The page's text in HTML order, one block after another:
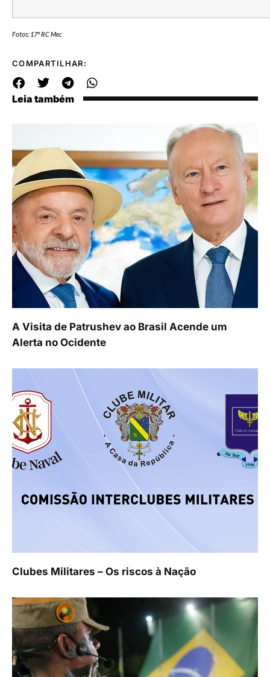
Fotos: 17º RC Mec
COMPARTILHAR:
Leia também
A Visita de Patrushev ao Brasil Acende um
Alerta no Ocidente
Clubes Militares – Os riscos à Nação